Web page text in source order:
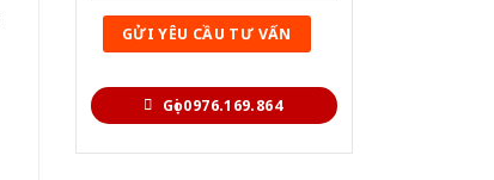
Gọi 0976.169.864